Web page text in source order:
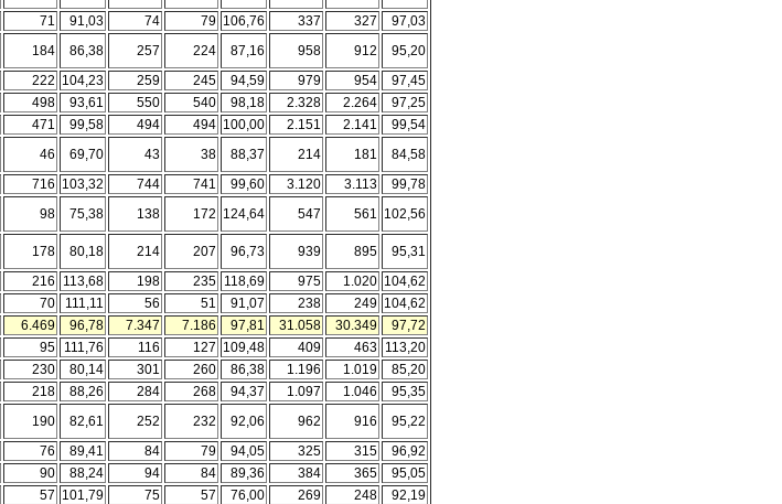
71 91,03 74 79 106,76 337 327
97,03
184 86,38 257 224 87,16 958 912
95,20
222 104,23 259 245 94,59 979 954
97,45
498 93,61 550 540 98,18 2.328 2.264
97,25
471 99,58 494 494 100,00 2.151 2.141
99,54
46 69,70 43 38 88,37 214 181
84,58
716 103,32 744 741 99,60 3.120 3.113
99,78
98 75,38 138 172 124,64 547 561 102,56
178 80,18 214 207 96,73 939 895
95,31
216 113,68 198 235 118,69 975 1.020 104,62
70 111,11 56 51 91,07 238 249 104,62
6.469 96,78 7.347 7.186 97,81 31.058 30.349
97,72
95 111,76 116 127 109,48 409 463 113,20
230 80,14 301 260 86,38 1.196 1.019
85,20
218 88,26 284 268 94,37 1.097 1.046
95,35
190 82,61 252 232 92,06 962 916
95,22
76 89,41 84 79 94,05 325 315
96,92
90 88,24 94 84 89,36 384 365
95,05
57 101,79 75 57 76,00 269 248
92,19